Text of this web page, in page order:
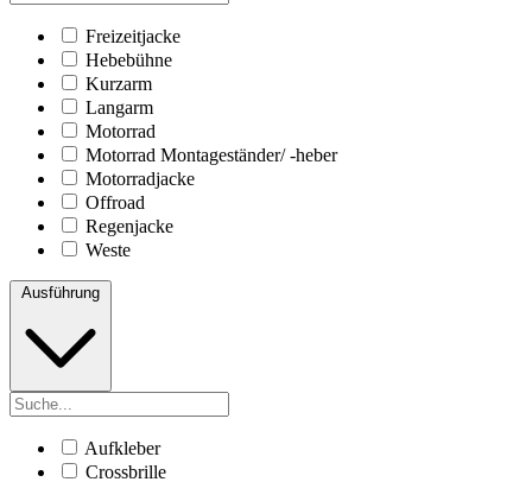
Freizeitjacke
Hebebühne
Kurzarm
Langarm
Motorrad
Motorrad Montageständer/ -heber
Motorradjacke
Offroad
Regenjacke
Weste
Ausführung
Aufkleber
Crossbrille